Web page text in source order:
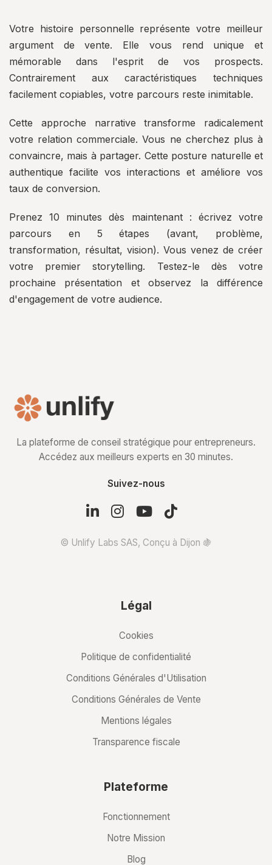
Votre histoire personnelle représente votre meilleur
argument de vente. Elle vous rend unique et
mémorable dans l'esprit de vos prospects.
Contrairement aux caractéristiques techniques
facilement copiables, votre parcours reste inimitable.
Cette approche narrative transforme radicalement
votre relation commerciale. Vous ne cherchez plus à
convaincre, mais à partager. Cette posture naturelle et
authentique facilite vos interactions et améliore vos
taux de conversion.
Prenez 10 minutes dès maintenant : écrivez votre
parcours en 5 étapes (avant, problème,
transformation, résultat, vision). Vous venez de créer
votre premier storytelling. Testez-le dès votre
prochaine présentation et observez la différence
d'engagement de votre audience.
La plateforme de conseil stratégique pour entrepreneurs.
Accédez aux meilleurs experts en 30 minutes.
Suivez-nous
© Unlify Labs SAS, Conçu à Dijon 🍇
Légal
Cookies
Politique de confidentialité
Conditions Générales d'Utilisation
Conditions Générales de Vente
Mentions légales
Transparence fiscale
Plateforme
Fonctionnement
Notre Mission
Blog